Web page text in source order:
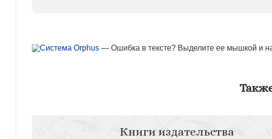
— Ошибка в тексте? Выделите ее мышкой и
Книги издательства